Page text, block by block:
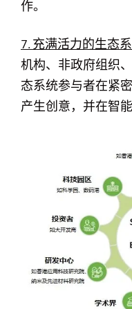
作。
7. 充满活力的生态系
机构、非政府组织
态系统参与者在紧
产生创意，并在智